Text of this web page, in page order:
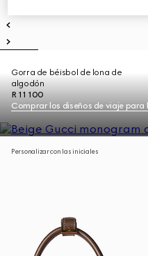
Gorra de béisbol de lona de
algodón
R 11 100
Comprar los diseños de viaje para
Personalizar con las iniciales